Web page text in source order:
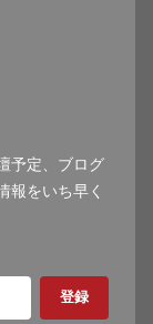
予定、ブログ
報をいち早く
登録